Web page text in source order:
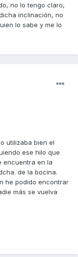
no lo tengo claro,
inclinación, no
lo sabe y me lo
utilizaba bien el
ese hilo que
encuentra en la
de la bocina.
he podido encontrar
más se vuelva